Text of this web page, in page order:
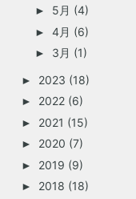
► 5月 (4)
► 4月 (6)
► 3月 (1)
► 2023 (18)
► 2022 (6)
► 2021 (15)
► 2020 (7)
► 2019 (9)
► 2018 (18)